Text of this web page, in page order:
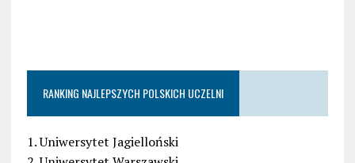
RANKING NAJLEPSZYCH POLSKICH UCZELNI
1. Uniwersytet Jagielloński